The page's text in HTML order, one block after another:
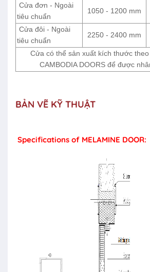
Cửa đơn - Ngoài
tiêu chuẩn
1050 - 1200 mm
Cửa đôi - Ngoài
tiêu chuẩn
2250 - 2400 mm
Cửa có thể sản xuất kích thước
CAMBODIA DOORS để được
BẢN VẼ KỸ THUẬT
Specifications of MELAMINE DOOR: